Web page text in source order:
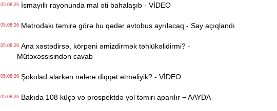
05.08.26İsmayıllı rayonunda mal əti bahalaşıb - VİDEO
05.08.26Metrodakı təmirə görə bu qədər avtobus ayrılacaq - Say açıqlandı
05.08.26Ana xəstədirsə, körpəni əmizdirmək təhlükəlidirmi? -
Mütəxəssisindən cavab
05.08.26Şokolad alarkən nələrə diqqət etməliyik? - VİDEO
05.08.26Bakıda 108 küçə və prospektdə yol təmiri aparılır − AAYDA